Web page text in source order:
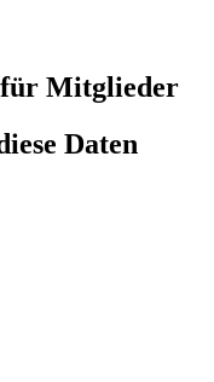
für Mitglieder
Daten